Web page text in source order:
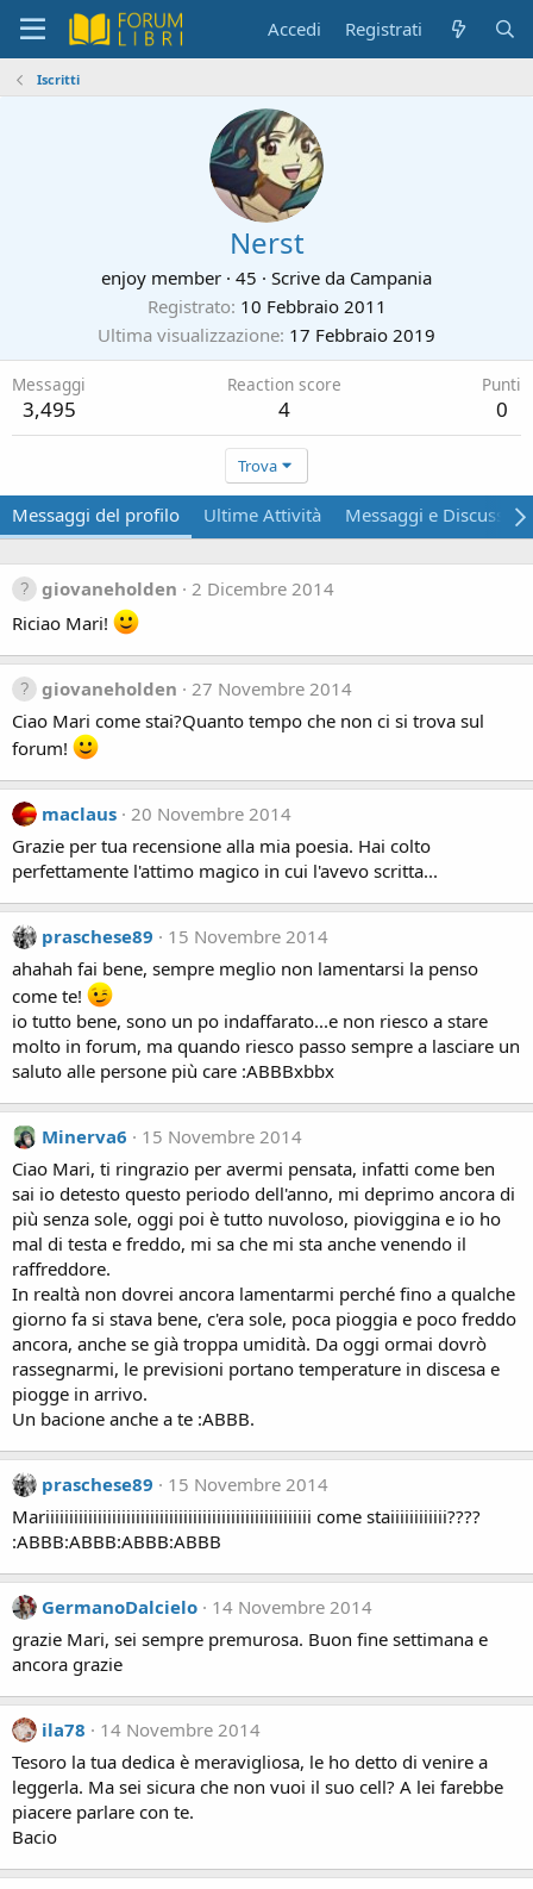
Accedi Registrati
Iscritti
Nerst
enjoy member · 45 · Scrive da Campania
Registrato 10 Febbraio 2011
Ultima visualizzazione 17 Febbraio 2019
Messaggi
3,495
Reaction score
4
Punti
0
Trova
Messaggi del profilo Ultime Attività Messaggi e
giovaneholden
2 Dicembre 2014
Riciao Mari!
giovaneholden
27 Novembre 2014
Ciao Mari come stai?Quanto tempo che non ci si trova sul
forum!
maclaus 20 Novembre 2014
Grazie per tua recensione alla mia poesia. Hai colto
perfettamente l'attimo magico in cui l'avevo scritta...
praschese89
15 Novembre 2014
ahahah fai bene, sempre meglio non lamentarsi la penso
come te!
io tutto bene, sono un po indaffarato...e non riesco a stare
molto in forum, ma quando riesco passo sempre a lasciare un
saluto alle persone più care :ABBBxbbx
Minerva6
15 Novembre 2014
Ciao Mari, ti ringrazio per avermi pensata, infatti come ben
sai io detesto questo periodo dell'anno, mi deprimo ancora di
più senza sole, oggi poi è tutto nuvoloso, pioviggina e io ho
mal di testa e freddo, mi sa che mi sta anche venendo il
raffreddore.
In realtà non dovrei ancora lamentarmi perché fino a qualche
giorno fa si stava bene, c'era sole, poca pioggia e poco freddo
ancora, anche se già troppa umidità. Da oggi ormai dovrò
rassegnarmi, le previsioni portano temperature in discesa e
piogge in arrivo.
Un bacione anche a te :ABBB.
praschese89
15 Novembre 2014
Mariiiiiiiiiiiiiiiiiiiiiiiiiiiiiiiiiiiiiiiiiiiiiiiiiiiiiiii come staiiiiiiiiiiii????
:ABBB:ABBB:ABBB:ABBB
GermanoDalcielo
14 Novembre 2014
grazie Mari, sei sempre premurosa. Buon fine settimana e
ancora grazie
ila78
14 Novembre 2014
Tesoro la tua dedica è meravigliosa, le ho detto di venire a
leggerla. Ma sei sicura che non vuoi il suo cell? A lei farebbe
piacere parlare con te.
Bacio